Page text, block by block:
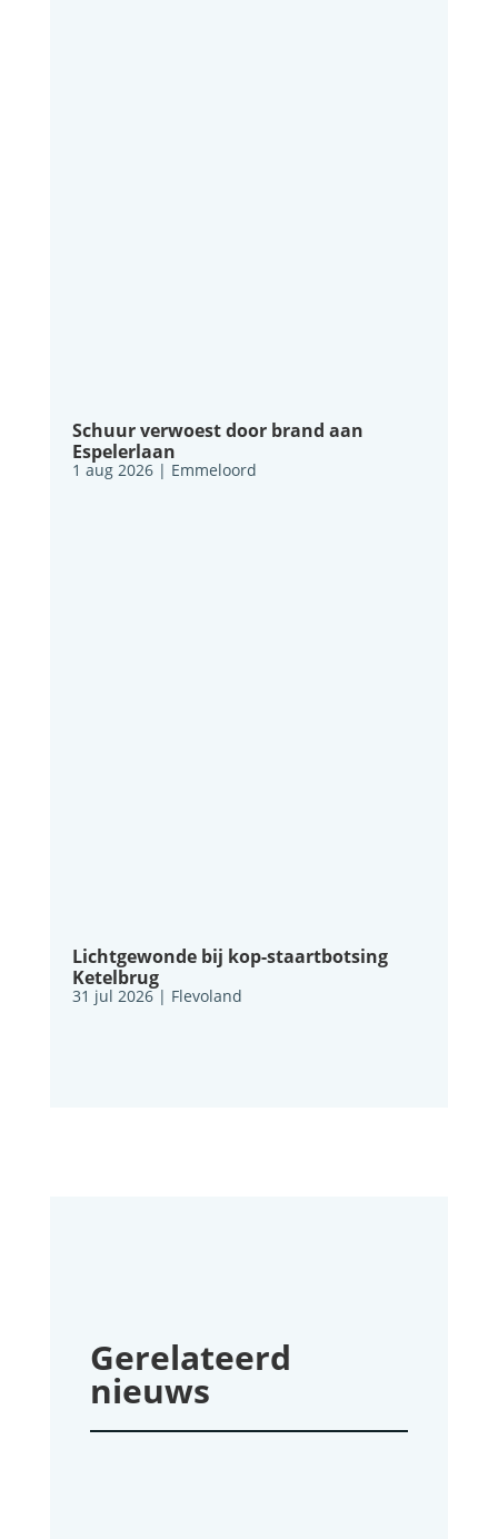
Schuur verwoest door brand aan
Espelerlaan
1 aug 2026| Emmeloord
Lichtgewonde bij kop-staartbotsing
Ketelbrug
31 jul 2026| Flevoland
Gerelateerd
nieuws